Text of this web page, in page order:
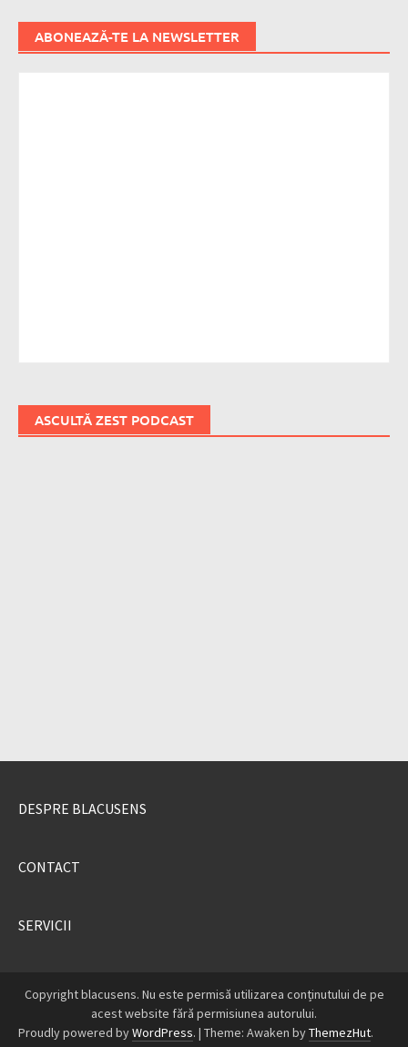
ABONEAZĂ-TE LA NEWSLETTER
ASCULTĂ ZEST PODCAST
DESPRE BLACUSENS
CONTACT
SERVICII
Copyright blacusens. Nu este permisă utilizarea conținutului de pe
acest website fără permisiunea autorului.
Proudly powered byWordPress. | Theme: Awaken byThemezHut.